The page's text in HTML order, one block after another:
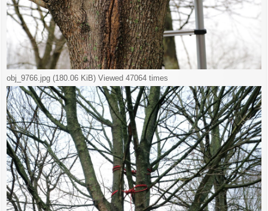
obj_9766.jpg (180.06 KiB) Viewed 47064 times